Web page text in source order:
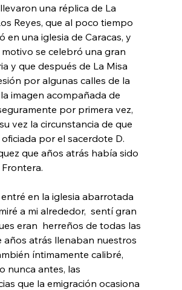
una réplica de La
Reyes, que al poco tiempo
en una iglesia de Caracas, y
se celebró una gran
y que después de La Misa
por algunas calles de la
imagen acompañada de
por primera vez,
vez la circunstancia de que
oficiada por el sacerdote D.
que años atrás había sido
en la iglesia abarrotada
a mi alrededor,  sentí gran
eran  herreños de todas las
años atrás llenaban nuestros
íntimamente calibré,
nunca antes, las
que la emigración ocasiona